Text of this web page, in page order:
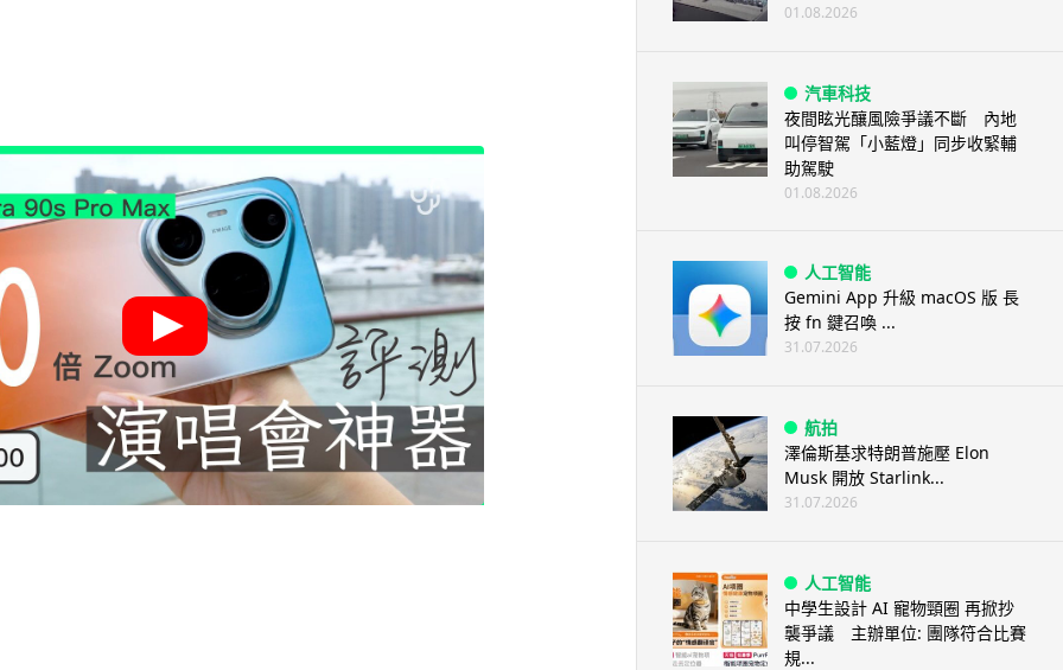
01.08.2026
汽車科技
夜間眩光釀風險爭議不斷 內地
叫停智駕「小藍燈」同步收緊輔
助駕駛
01.08.2026
人工智能
Gemini App 升級 macOS 版 長
按 fn 鍵召喚 ...
31.07.2026
航拍
澤倫斯基求特朗普施壓 Elon
Musk 開放 Starlink...
31.07.2026
人工智能
中學生設計 AI 寵物頸圈 再掀抄
襲爭議 主辦單位: 團隊符合比賽
規...